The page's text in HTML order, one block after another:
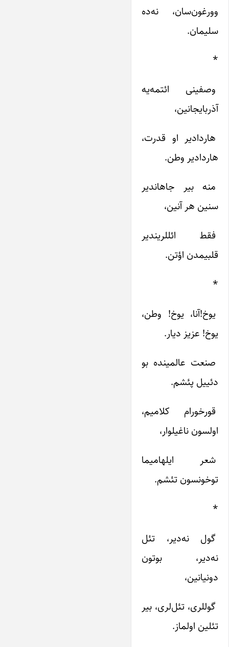
وورغون‌سان‌، نه‌ده‌
سلیمان‌.
*
وصفینی‌ ائتمه‌یه‌
آذربایجانین‌،
هاردادیر او قدرت‌،
هاردادیر وطن‌.
منه‌ بیر جاهاندیر
سنین‌ هر آنین‌،
فقط‌ ائللریندیر
قلبیمدن‌ اؤتن‌.
*
یوخ‌!آنا، یوخ‌! وطن‌،
یوخ‌! عزیز دیار.
صنعت‌ عالمینده‌ بو
دئییل‌ پئشم‌.
قورخورام‌ کلامیم‌،
اولسون‌ ناغیلوار،
شعر ایلهامیما
توخونسون‌ تئشم‌.
*
گول‌ نه‌دیر، تئل‌
نه‌دیر، بوتون‌
دونیانین‌،
گوللری‌، تئل‌لری‌، بیر
تئلین‌ اولماز.